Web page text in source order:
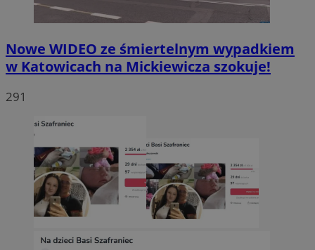
Nowe WIDEO ze śmiertelnym wypadkiem
w Katowicach na Mickiewicza szokuje!
291